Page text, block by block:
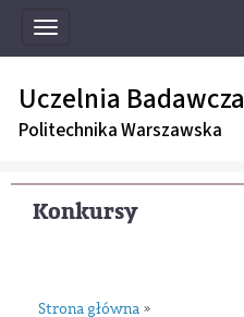
Toggle
navigation
Uczelnia Badawcza
Politechnika Warszawska
Konkursy
Strona główna »